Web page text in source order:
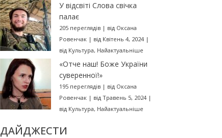
У відсвіті Слова свічка
палає
205 переглядів| від Оксана
Ровенчак| від Квітень 4, 2024|
від Культура, Найактуальніше
«Отче наш! Боже України
суверенної!»
195 переглядів| від Оксана
Ровенчак| від Травень 5, 2024|
від Культура, Найактуальніше
ДАЙДЖЕСТИ